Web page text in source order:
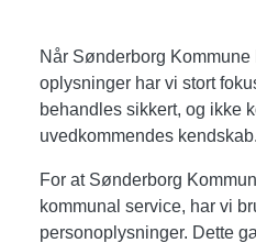
Når Sønderborg
oplysninger har vi stort
behandles sikkert, og ikke
uvedkommendes kendskab.
For at Sønderborg
kommunal service, har vi
personoplysninger. Dette